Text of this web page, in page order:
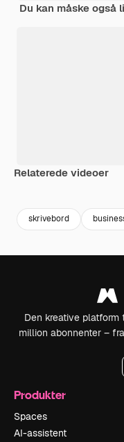
Du kan måske også
Relaterede videoer
skrivebord
Den kreative platform
million abonnenter –
Produkter
Spaces
AI-assistent